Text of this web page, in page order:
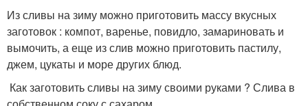
Из сливы на зиму можно приготовить массу вкусных
заготовок : компот, варенье, повидло, замариновать и
вымочить, а еще из слив можно приготовить пастилу,
джем, цукаты и море других блюд.
Как заготовить сливы на зиму своими руками ? Слива в